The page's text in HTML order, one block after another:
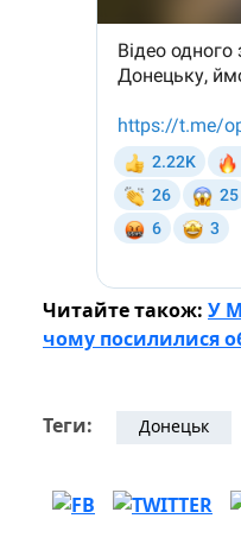
Читайте також: У
чому посилилися
Теги: Донецьк